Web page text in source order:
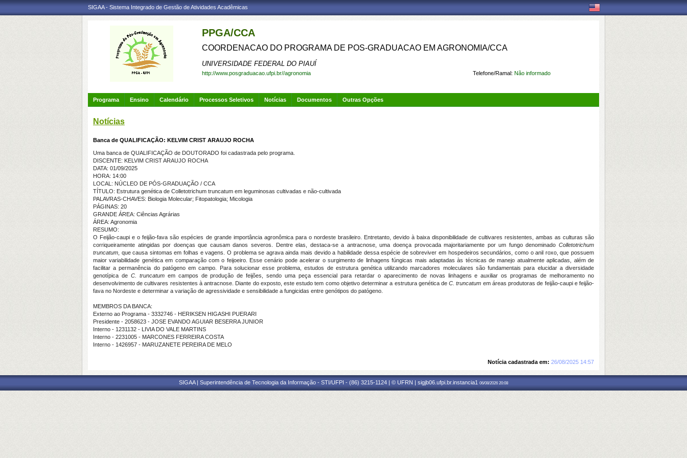
SIGAA - Sistema Integrado de Gestão de Atividades Acadêmicas
PPGA/CCA
COORDENACAO DO PROGRAMA DE POS-GRADUACAO EM AGRONOMIA/CCA
UNIVERSIDADE FEDERAL DO PIAUÍ
Telefone/Ramal: Não informado
http://www.posgraduacao.ufpi.br//agronomia
Programa Ensino Calendário Processos Seletivos Notícias Documentos Outras Opções
Notícias
Banca de QUALIFICAÇÃO: KELVIM CRIST ARAUJO ROCHA
Uma banca de QUALIFICAÇÃO de DOUTORADO foi cadastrada pelo programa.
DISCENTE: KELVIM CRIST ARAUJO ROCHA
DATA: 01/09/2025
HORA: 14:00
LOCAL: NÚCLEO DE PÓS-GRADUAÇÃO / CCA
TÍTULO: Estrutura genética de Colletotrichum truncatum em leguminosas cultivadas e não-cultivada
PALAVRAS-CHAVES: Biologia Molecular; Fitopatologia; Micologia
PÁGINAS: 20
GRANDE ÁREA: Ciências Agrárias
ÁREA: Agronomia
RESUMO:
O Feijão-caupi e o feijão-fava são espécies de grande importância agronômica para o nordeste brasileiro. Entretanto, devido à baixa disponibilidade de cultivares resistentes, ambas as culturas são
corriqueiramente atingidas por doenças que causam danos severos. Dentre elas, destaca-se a antracnose, uma doença provocada majoritariamente por um fungo denominado Colletotrichum
truncatum , que causa sintomas em folhas e vagens. O problema se agrava ainda mais devido a habilidade dessa espécie de sobreviver em hospedeiros secundários, como o anil roxo, que possuem
maior variabilidade genética em comparação com o feijoeiro. Esse cenário pode acelerar o surgimento de linhagens fúngicas mais adaptadas às técnicas de manejo atualmente aplicadas, além de
facilitar a permanência do patógeno em campo. Para solucionar esse problema, estudos de estrutura genética utilizando marcadores moleculares são fundamentais para elucidar a diversidade
genotípica de C. truncatum em campos de produção de feijões, sendo uma peça essencial para retardar o aparecimento de novas linhagens e auxiliar os programas de melhoramento no
desenvolvimento de cultivares resistentes à antracnose. Diante do exposto, este estudo tem como objetivo determinar a estrutura genética deC. truncatum em áreas produtoras de feijão-caupi e feijão-
fava no Nordeste e determinar a variação de agressividade e sensibilidade a fungicidas entre genótipos do patógeno.
MEMBROS DA BANCA:
Externo ao Programa - 3332746 - HERIKSEN HIGASHI PUERARI
Presidente - 2058623 - JOSE EVANDO AGUIAR BESERRA JUNIOR
Interno - 1231132 - LIVIA DO VALE MARTINS
Interno - 2231005 - MARCONES FERREIRA COSTA
Interno - 1426957 - MARUZANETE PEREIRA DE MELO
Notícia cadastrada em: 26/08/2025 14:57
SIGAA | Superintendência de Tecnologia da Informação - STI/UFPI - (86) 3215-1124 | © UFRN | sigjb06.ufpi.br.instancia1 06/08/2026 20:08